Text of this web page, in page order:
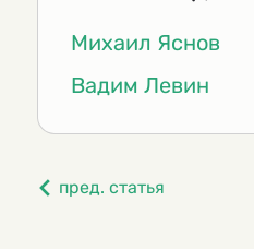
Михаил Яснов
Вадим Левин
пред. статья